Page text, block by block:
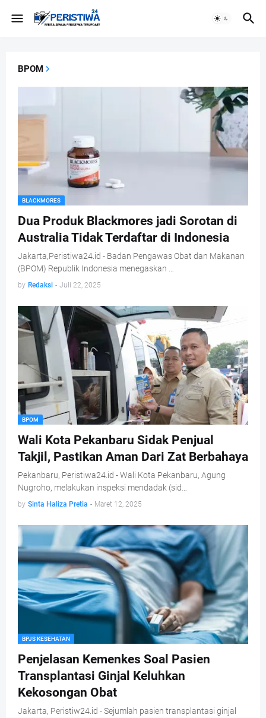
BPOM
BLACKMORES
Dua Produk Blackmores jadi Sorotan di
Australia Tidak Terdaftar di Indonesia
Jakarta,Peristiwa24.id - Badan Pengawas Obat dan Makanan
(BPOM) Republik Indonesia menegaskan …
by Redaksi - Juli 22, 2025
BPOM
Wali Kota Pekanbaru Sidak Penjual
Takjil, Pastikan Aman Dari Zat Berbahaya
Pekanbaru, Peristiwa24.id - Wali Kota Pekanbaru, Agung
Nugroho, melakukan inspeksi mendadak (sid…
by Sinta Haliza Pretia - Maret 12, 2025
BPJS KESEHATAN
Penjelasan Kemenkes Soal Pasien
Transplantasi Ginjal Keluhkan
Kekosongan Obat
Jakarta, Peristiw24.id - Sejumlah pasien transplantasi ginjal